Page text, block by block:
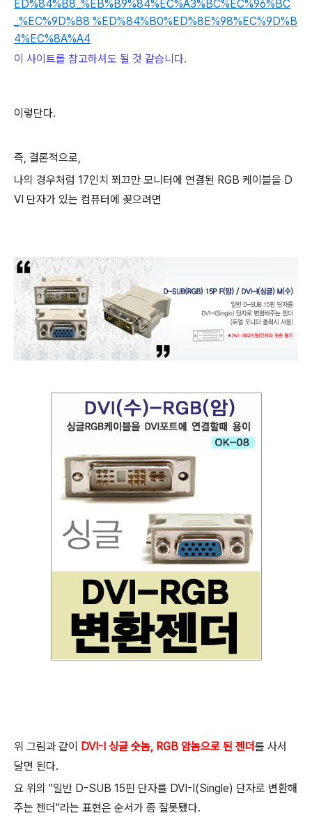
ED%84%B8_%EB%B9%84%EC%A3%BC%EC%96%BC
_%EC%9D%B8 %ED%84%B0%ED%8E%98%EC%9D%B
4%EC%8A%A4
이 사이트를 참고하셔도 될 것 같습니다.
이렇단다.
즉, 결론적으로,
나의 경우처럼 17인치 쬐끄만 모니터에 연결된 RGB 케이블을 D
VI 단자가 있는 컴퓨터에 꽂으려면
위 그림과 같이 DVI-I 싱글 숫놈, RGB 암놈으로 된 젠더를 사서
달면 된다.
요 위의 "일반 D-SUB 15핀 단자를 DVI-I(Single) 단자로 변환해
주는 젠더"라는 표현은 순서가 좀 잘못됐다.